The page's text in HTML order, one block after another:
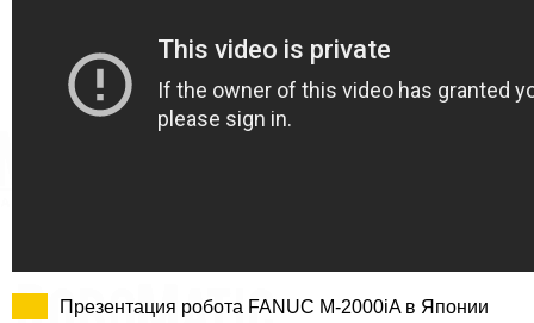
Презентация робота FANUC M-2000iA в Японии